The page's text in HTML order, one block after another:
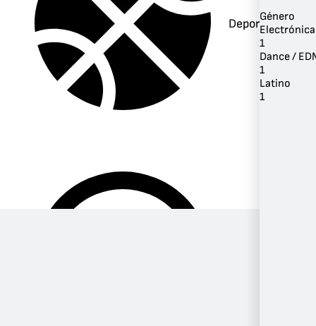
DeportesGénero
Electrónica
1
Dance /
1
Latino
1